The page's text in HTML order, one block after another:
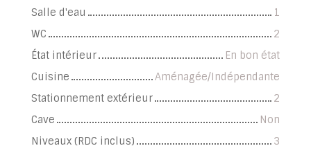
Salle d'eau
1
WC
2
État intérieur
En bon état
Cuisine
Aménagée/Indépendante
Stationnement extérieur
2
Cave
Non
Niveaux (RDC inclus)
3